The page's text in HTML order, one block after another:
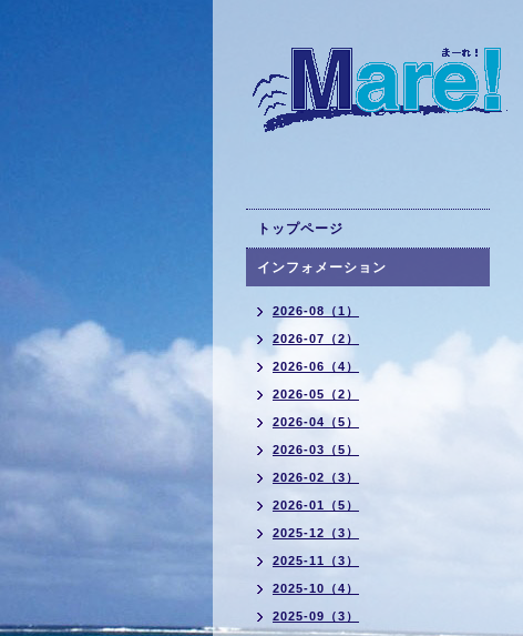
トップページ
インフォメーション
2026-08（1）
2026-07（2）
2026-06（4）
2026-05（2）
2026-04（5）
2026-03（5）
2026-02（3）
2026-01（5）
2025-12（3）
2025-11（3）
2025-10（4）
2025-09（3）